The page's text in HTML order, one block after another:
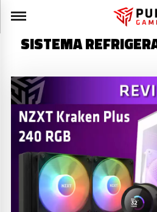
SISTEMA